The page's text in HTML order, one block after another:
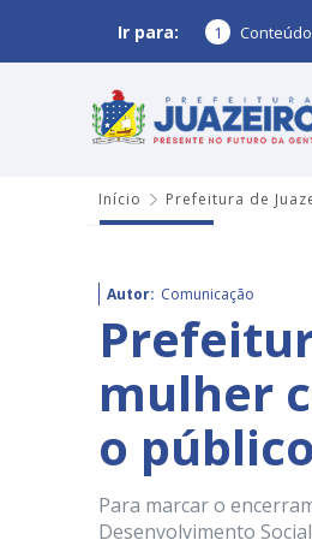
Ir para: 1 Conteúdo
Início Prefeitura de
Autor: Comunicação
mulher
o
Para marcar o
Desenvolvimento